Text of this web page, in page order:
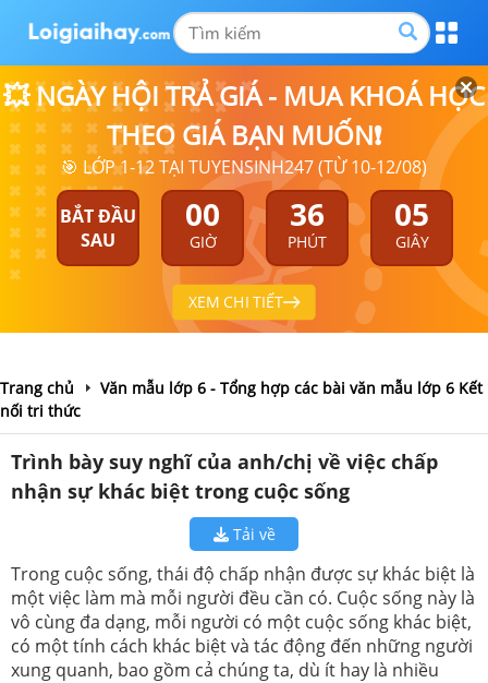
💥 NGÀY HỘI TRẢ GIÁ - MUA KHOÁ HỌC
THEO GIÁ BẠN MUỐN❗
🎯 LỚP 1-12 TẠI TUYENSINH247 (TỪ 10-12/08)
BẮT ĐẦU
SAU
00
GIỜ
36
PHÚT
04
GIÂY
XEM CHI TIẾT
Trang chủ
Văn mẫu lớp 6 - Tổng hợp các bài văn mẫu lớp 6 Kết
nối tri thức
Trình bày suy nghĩ của anh/chị về việc chấp
nhận sự khác biệt trong cuộc sống
Tải về
Trong cuộc sống, thái độ chấp nhận được sự khác biệt là
một việc làm mà mỗi người đều cần có. Cuộc sống này là
vô cùng đa dạng, mỗi người có một cuộc sống khác biệt,
có một tính cách khác biệt và tác động đến những người
xung quanh, bao gồm cả chúng ta, dù ít hay là nhiều